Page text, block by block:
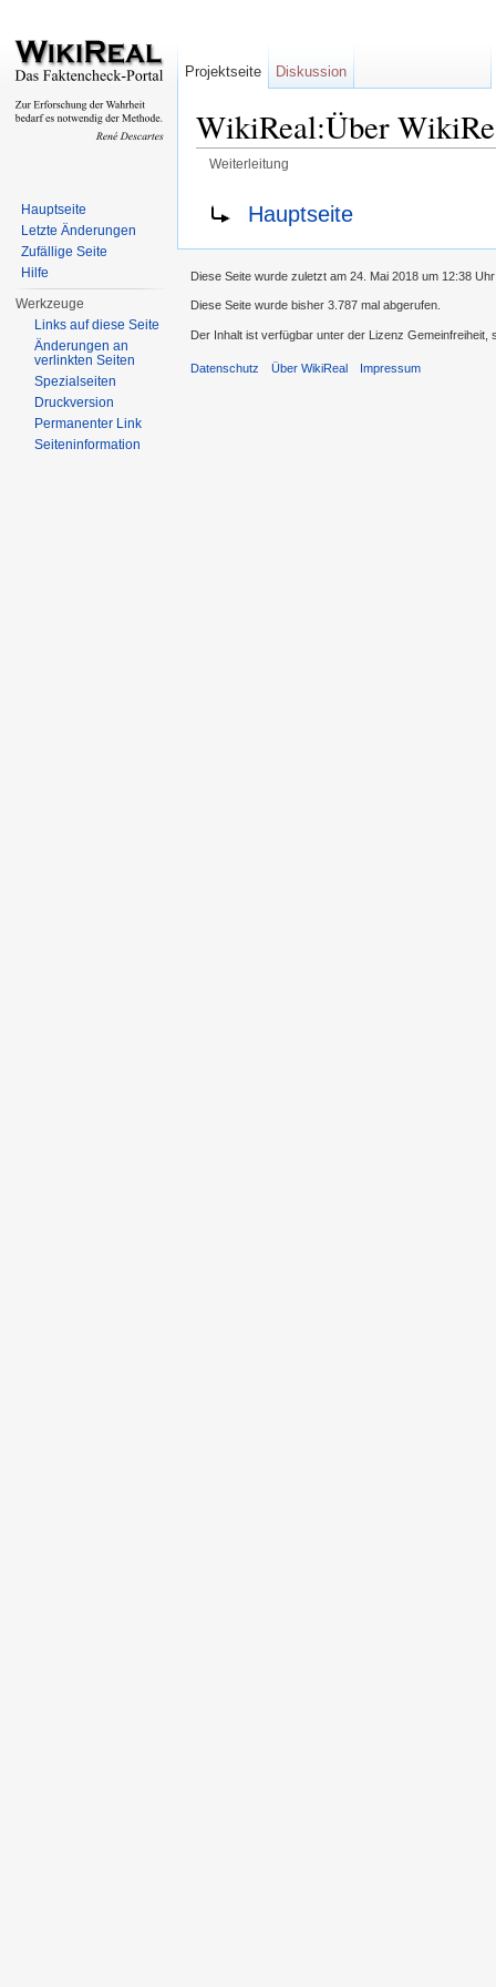
WikiReal:Über
Weiterleitung
Weiterleitung nach:
Hauptseite
Projektseite Diskussion
Hauptseite
Letzte Änderungen
Zufällige Seite
Hilfe
Werkzeuge
Links auf diese Seite
Änderungen an
verlinkten Seiten
Spezialseiten
Druckversion
Permanenter Link
Seiteninformation
Diese Seite wurde zuletzt am 24. Mai 2018 um 12:38
Diese Seite wurde bisher 3.787 mal abgerufen.
Der Inhalt ist verfügbar unter der Lizenz Gemeinfreiheit,
Datenschutz Über WikiReal Impressum